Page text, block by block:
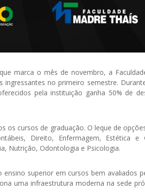
marca o mês de novembro, a
no primeiro semestre.
pela instituição ganha 50% de
os cursos de graduação. O leque de
Direito, Enfermagem, Estética e
Nutrição, Odontologia e Psicologia.
superior em cursos bem avaliados
uma infraestrutura moderna na sede